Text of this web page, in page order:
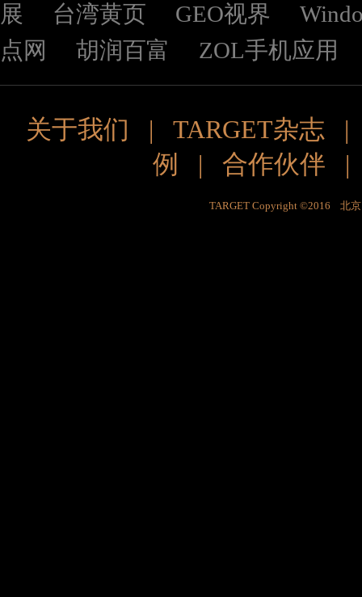
展
台湾黄页 GEO视界
点网
胡润百富 ZOL手机应用
关于我们 | TARGET杂志
例
| 合作伙伴
TARGET Copyright ©2016 北